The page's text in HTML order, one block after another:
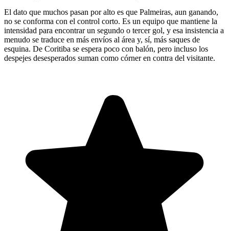
El dato que muchos pasan por alto es que Palmeiras, aun ganando,
no se conforma con el control corto. Es un equipo que mantiene la
intensidad para encontrar un segundo o tercer gol, y esa insistencia a
menudo se traduce en más envíos al área y, sí, más saques de
esquina. De Coritiba se espera poco con balón, pero incluso los
despejes desesperados suman como córner en contra del visitante.